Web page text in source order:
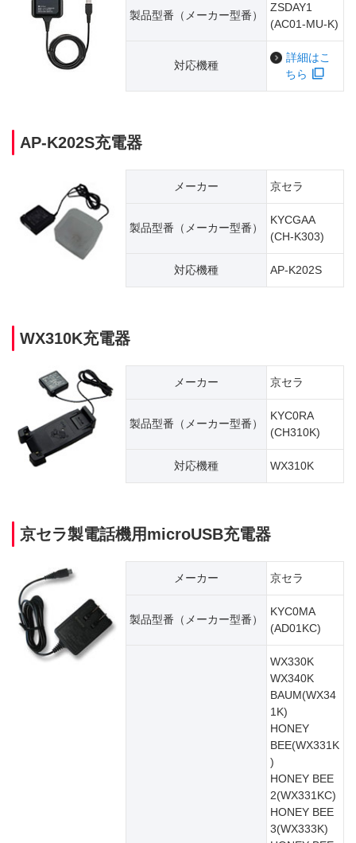
製品型番（​メーカー型番）
ZSDAY1
(AC01-MU-K)
対応機種
詳細はこ
ちら
AP-K202S充電器
メーカー 京セラ
製品型番（​メーカー型番）
KYCGAA
(CH-K303)
対応機種 AP-K202S
WX310K充電器
メーカー 京セラ
製品型番（​メーカー型番）
KYC0RA
(CH310K)
対応機種 WX310K
京セラ製電話機用microUSB充電器
メーカー 京セラ
製品型番（​メーカー型番）
KYC0MA
(AD01KC)
WX330K
WX340K
BAUM(WX34
1K)
HONEY
BEE(WX331K
)
HONEY BEE
2(WX331KC)
HONEY BEE
3(WX333K)